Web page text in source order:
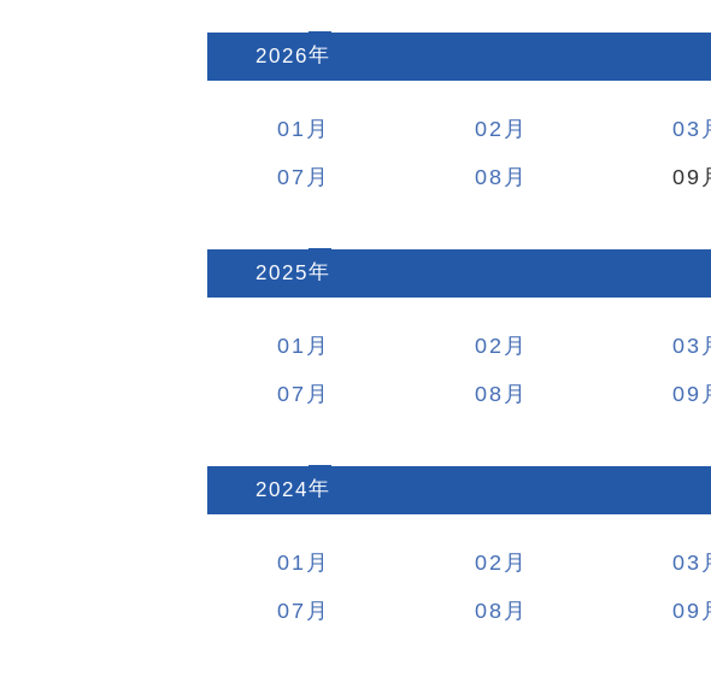
2026:
01 02 03
07
08 09
2025:
01 02 03
07
08 09
2024:
01 02 03
07
08 09